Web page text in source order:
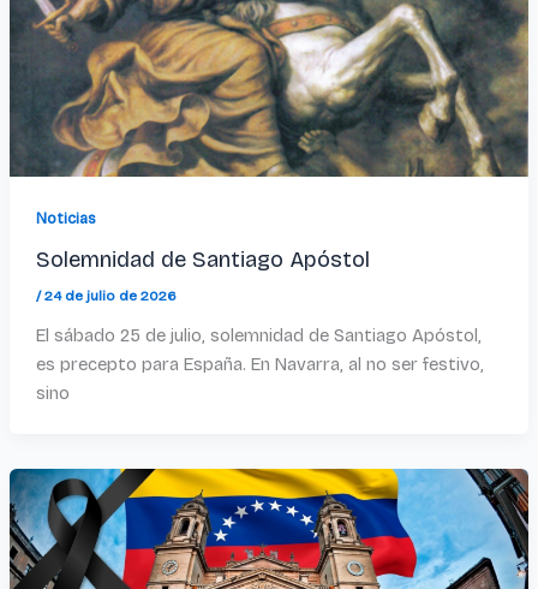
Noticias
Solemnidad de Santiago Apóstol
/24 de julio de 2026
El sábado 25 de julio, solemnidad de Santiago Apóstol,
es precepto para España. En Navarra, al no ser festivo,
sino